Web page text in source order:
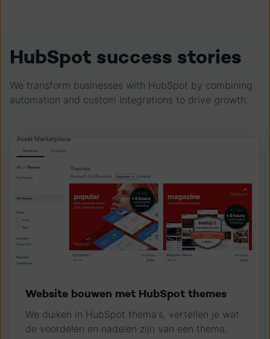
HubSpot success stories
We transform businesses with HubSpot by combining
automation and custom integrations to drive growth.
Website bouwen met HubSpot themes
We duiken in HubSpot thema's, vertellen je wat
de voordelen en nadelen zijn van een thema,